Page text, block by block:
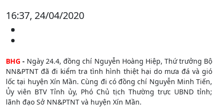
16:37, 24/04/2020
BHG- Ngày 24.4, đồng chí Nguyễn Hoàng Hiệp, Thứ trưởng Bộ
NN&PTNT đã đi kiểm tra tình hình thiệt hại do mưa đá và gió
lốc tại huyện Xín Mần. Cùng đi có đồng chí Nguyễn Minh Tiến,
Ủy viên BTV Tỉnh ủy, Phó Chủ tịch Thường trực UBND tỉnh;
lãnh đạo Sở NN&PTNT và huyện Xín Mần.